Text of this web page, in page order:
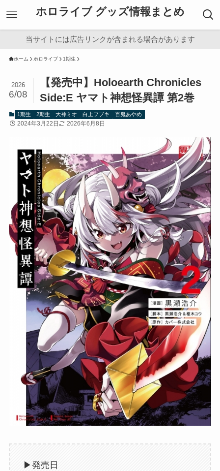
ホロライブ グッズ情報まとめ
当サイトには広告リンクが含まれる場合があります
ホーム ホロライブ 1期生
【発売中】Holoearth Chronicles
Side:E ヤマト神想怪異譚 第2巻
2026
6/08
1期生 2期生 大神ミオ 白上フブキ 百鬼あやめ
2024年3月22日 2026年6月8日
▶︎発売日